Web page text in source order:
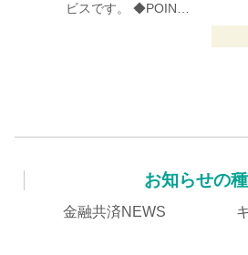
ビスです。 ◆POIN…
お知らせの
金融共済NEWS